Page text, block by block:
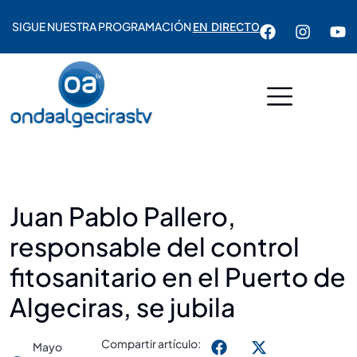
SIGUE NUESTRA PROGRAMACIÓNEN DIRECTO
Juan Pablo Pallero,
responsable del control
fitosanitario en el Puerto de
Algeciras, se jubila
Mayo
Compartir artículo: